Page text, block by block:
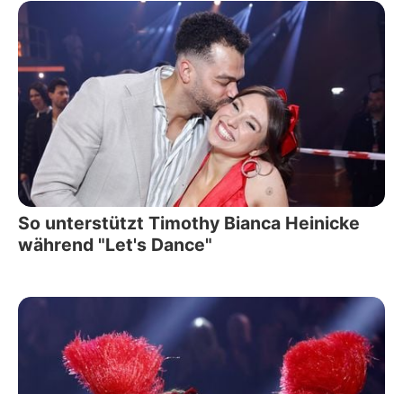
So unterstützt Timothy Bianca Heinicke
während "Let's Dance"